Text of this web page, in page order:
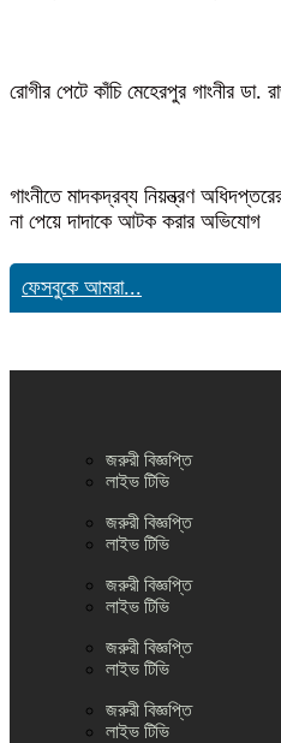
রোগীর পেটে কাঁচি মেহেরপুর গাংনীর ডা.
গাংনীতে মাদকদ্রব্য নিয়ন্ত্রণ
না পেয়ে দাদাকে আটক করার অভিযোগ
ফেসবুকে আমরা...
জরুরী বিজ্ঞপ্তি
লাইভ টিভি
জরুরী বিজ্ঞপ্তি
লাইভ টিভি
জরুরী বিজ্ঞপ্তি
লাইভ টিভি
জরুরী বিজ্ঞপ্তি
লাইভ টিভি
জরুরী বিজ্ঞপ্তি
লাইভ টিভি